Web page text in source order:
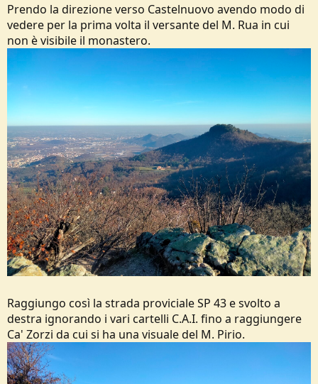
Prendo la direzione verso Castelnuovo avendo modo di
vedere per la prima volta il versante del M. Rua in cui
non è visibile il monastero.
Raggiungo così la strada proviciale SP 43 e svolto a
destra ignorando i vari cartelli C.A.I. fino a raggiungere
Ca' Zorzi da cui si ha una visuale del M. Pirio.